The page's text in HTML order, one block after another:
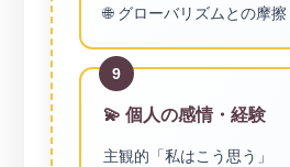
🌐 グローバリズムとの摩擦
9
💫 個人の感情・経験
主観的「私はこう思う」